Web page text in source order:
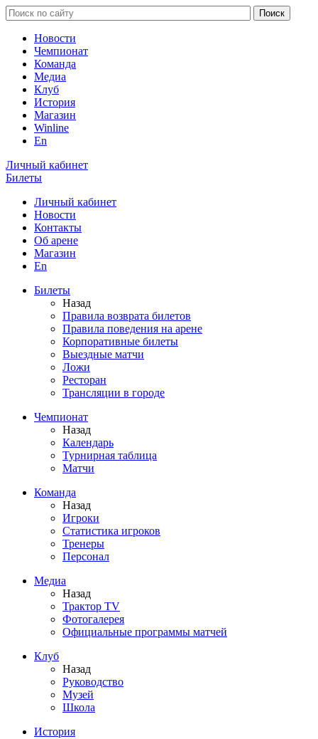
Новости
Чемпионат
Команда
Медиа
Клуб
История
Магазин
Winline
En
Личный кабинет
Билеты
Личный кабинет
Новости
Контакты
Об арене
Магазин
En
Билеты
Назад
Правила возврата билетов
Правила поведения на арене
Корпоративные билеты
Выездные матчи
Ложи
Ресторан
Трансляции в городе
Чемпионат
Назад
Календарь
Турнирная таблица
Матчи
Команда
Назад
Игроки
Статистика игроков
Тренеры
Персонал
Медиа
Назад
Трактор TV
Фотогалерея
Официальные программы матчей
Клуб
Назад
Руководство
Музей
Школа
История